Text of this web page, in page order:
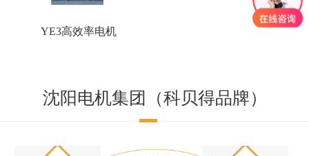
YE3高效率电机
沈阳电机集团（科贝得品牌）